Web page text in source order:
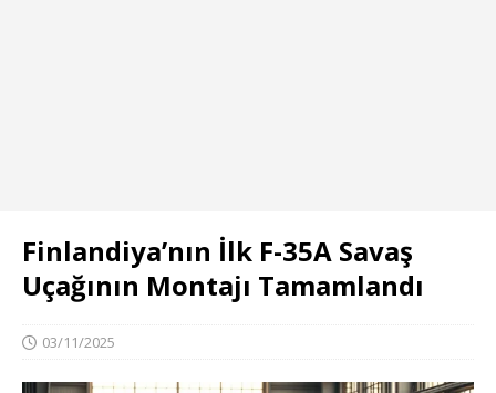
Finlandiya’nın İlk F-35A Savaş
Uçağının Montajı Tamamlandı
03/11/2025